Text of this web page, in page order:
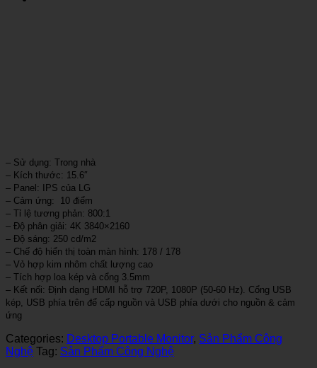
– Sử dụng: Trong nhà
– Kích thước: 15.6″
– Panel: IPS của LG
– Cảm ứng: 10 điểm
– Tỉ lệ tương phản: 800:1
– Độ phân giải: 4K 3840×2160
– Độ sáng: 250 cd/m2
– Chế độ hiển thị toàn màn hình: 178 / 178
– Vỏ hợp kim nhôm chất lượng cao
– Tích hợp loa kép và cổng 3.5mm
– Kết nối: Định dạng HDMI hỗ trợ 720P, 1080P (50-60 Hz). Cổng USB
kép, USB phía trên để cấp nguồn và USB phía dưới cho nguồn & cảm
ứng
Categories: Desktop Portable Monitor, Sản Phẩm Công
Nghệ Tag: Sản Phẩm Công Nghệ